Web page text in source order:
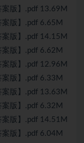
版】.pdf 13.69M
版】.pdf 6.65M
版】.pdf 14.15M
版】.pdf 6.62M
版】.pdf 12.96M
版】.pdf 6.33M
版】.pdf 13.63M
版】.pdf 6.32M
版】.pdf 14.51M
版】.pdf 6.04M